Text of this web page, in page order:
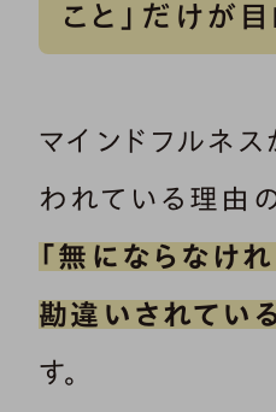
こと」だけが
マインドフルネ
われている理由の
「無にならなけ
勘違いされてい
す。